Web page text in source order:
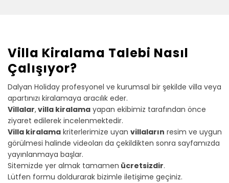
Villa Kiralama Talebi Nasıl
Çalışıyor?
Dalyan Holiday profesyonel ve kurumsal bir şekilde villa veya
apartınızı kiralamaya aracılık eder.
Villalar,villa kiralama yapan ekibimiz tarafından önce
ziyaret edilerek incelenmektedir.
Villa kiralama kriterlerimize uyan villaların resim ve uygun
görülmesi halinde videoları da çekildikten sonra sayfamızda
yayınlanmaya başlar.
Sitemizde yer almak tamamen ücretsizdir.
Lütfen formu doldurarak bizimle iletişime geçiniz.